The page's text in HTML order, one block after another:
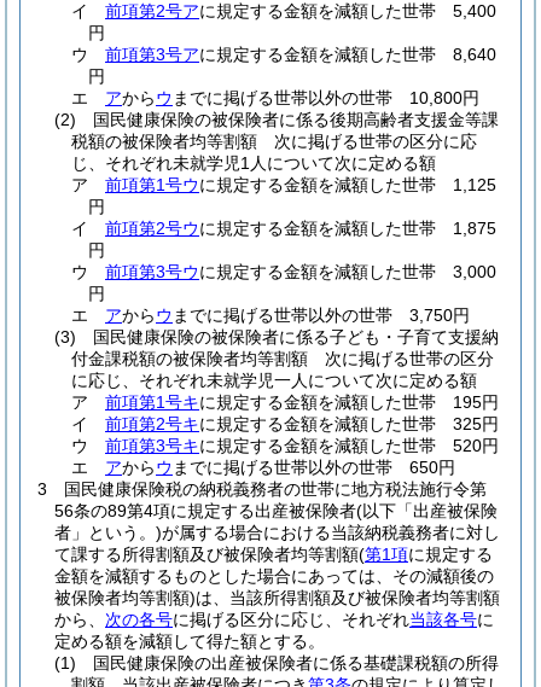
イ
前項第2号アに規定する金額を減額した世帯 5,400
円
ウ
前項第3号アに規定する金額を減額した世帯 8,640
円
エ
アからウ までに掲げる世帯以外の世帯 10,800円
(2)
国民健康保険の被保険者に係る後期高齢者支援金等課
税額の被保険者均等割額 次に掲げる世帯の区分に応
じ、それぞれ未就学児1人について次に定める額
ア
前項第1号ウに規定する金額を減額した世帯 1,125
円
イ
前項第2号ウに規定する金額を減額した世帯 1,875
円
ウ
前項第3号ウに規定する金額を減額した世帯 3,000
円
エ
アからウ までに掲げる世帯以外の世帯 3,750円
(3)
国民健康保険の被保険者に係る子ども・子育て支援納
付金課税額の被保険者均等割額 次に掲げる世帯の区分
に応じ、それぞれ未就学児一人について次に定める額
ア
前項第1号キに規定する金額を減額した世帯 195円
イ
前項第2号キに規定する金額を減額した世帯 325円
ウ
前項第3号キに規定する金額を減額した世帯 520円
エ
アからウ までに掲げる世帯以外の世帯 650円
3
国民健康保険税の納税義務者の世帯に地方税法施行令第
56条の89第4項に規定する出産被保険者(以下「出産被保険
者」という。)が属する場合における当該納税義務者に対し
て課する所得割額及び被保険者均等割額(第1項に規定する
金額を減額するものとした場合にあっては、その減額後の
被保険者均等割額)は、当該所得割額及び被保険者均等割額
から、 次の各号に掲げる区分に応じ、それぞれ当該各号に
定める額を減額して得た額とする。
(1)
国民健康保険の出産被保険者に係る基礎課税額の所得